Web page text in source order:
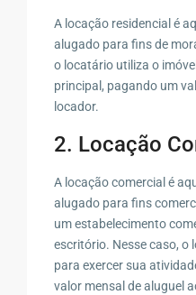
A locação residencial é
alugado para fins de
o locatário utiliza o
principal, pagando um
locador.
2. Locação
A locação comercial é
alugado para fins
um estabelecimento
escritório. Nesse caso, o
para exercer sua
valor mensal de aluguel